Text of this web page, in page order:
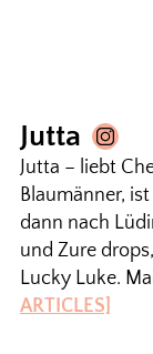
Jutta
Jutta – liebt
Blaumänner,
dann nach
und Zure
Lucky Luke.
ARTICLES]